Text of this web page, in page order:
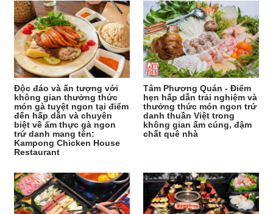
Độc đáo và ấn tượng với
không gian thưởng thức
món gà tuyệt ngon tại điểm
đến hấp dẫn và chuyên
biệt về ẩm thực gà ngon
trứ danh mang tên:
Kampong Chicken House
Restaurant
Tâm Phương Quán - Điểm
hẹn hấp dẫn trải nghiệm và
thưởng thức món ngon trứ
danh thuần Việt trong
không gian ấm cúng, đậm
chất quê nhà